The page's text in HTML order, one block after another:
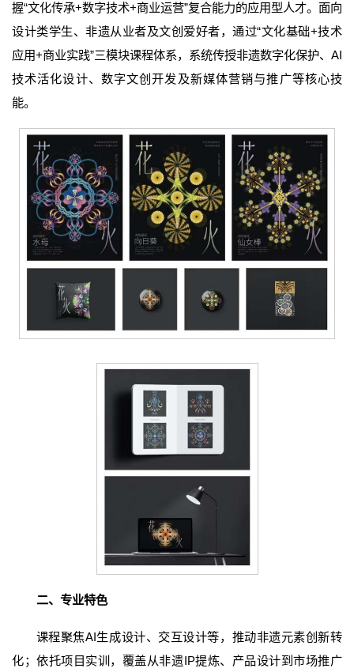
握“文化传承+数字技术+商业运营”复合能力的应用型人才。面向
设计类学生、非遗从业者及文创爱好者，通过“文化基础+技术
应用+商业实践”三模块课程体系，系统传授非遗数字化保护、AI
技术活化设计、数字文创开发及新媒体营销与推广等核心技
能。
二、专业特色
课程聚焦AI生成设计、交互设计等，推动非遗元素创新转
化；依托项目实训，覆盖从非遗IP提炼、产品设计到市场推广